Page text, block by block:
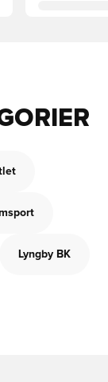
Lyngby BK